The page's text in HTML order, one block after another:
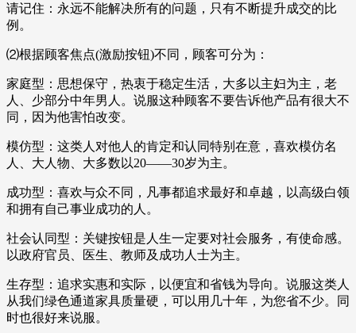
请记住：永远不能解决所有的问题，只有不断提升成交的比
例。
⑵根据顾客焦点(激励按钮)不同，顾客可分为：
家庭型：思想保守，热衷于稳定生活，大多以主妇为主，老
人、少部分中年男人。说服这种顾客不要告诉他产品有很大不
同，因为他害怕改变。
模仿型：这类人对他人的肯定和认同特别在意，喜欢模仿名
人、大人物、大多数以20——30岁为主。
成功型：喜欢与众不同，凡事都追求最好和卓越，以高级白领
和拥有自己事业成功的人。
社会认同型：关键按钮是人生一定要对社会服务，有使命感。
以政府官员、医生、教师及成功人士为主。
生存型：追求实惠和实际，以便宜和省钱为导向。说服这类人
从我们绿色通道家具质量硬，可以用几十年，为您省不少。同
时也很好来说服。